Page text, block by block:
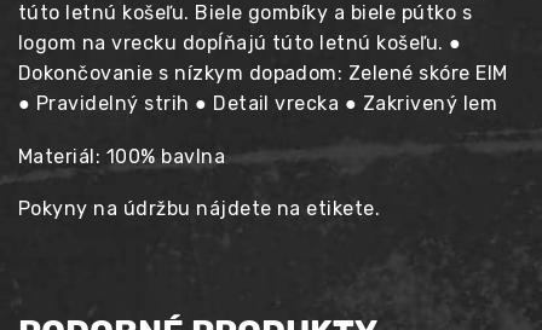
túto letnú košeľu. Biele gombíky a biele pútko s
logom na vrecku dopĺňajú túto letnú košeľu. ●
Dokončovanie s nízkym dopadom: Zelené skóre EIM
● Pravidelný strih ● Detail vrecka ● Zakrivený lem
Materiál: 100% bavlna
Pokyny na údržbu nájdete na etikete.